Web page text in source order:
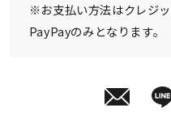
※お支払い方法はクレジッ
PayPayのみとなります。